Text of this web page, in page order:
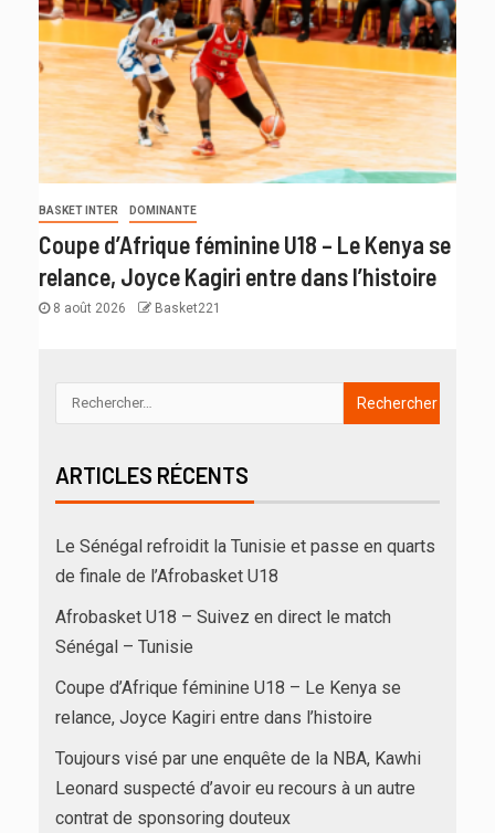
BASKET INTER DOMINANTE
Coupe d’Afrique féminine U18 – Le Kenya se
relance, Joyce Kagiri entre dans l’histoire
8 août 2026 Basket221
ARTICLES RÉCENTS
Le Sénégal refroidit la Tunisie et passe en quarts
de finale de l’Afrobasket U18
Afrobasket U18 – Suivez en direct le match
Sénégal – Tunisie
Coupe d’Afrique féminine U18 – Le Kenya se
relance, Joyce Kagiri entre dans l’histoire
Toujours visé par une enquête de la NBA, Kawhi
Leonard suspecté d’avoir eu recours à un autre
contrat de sponsoring douteux